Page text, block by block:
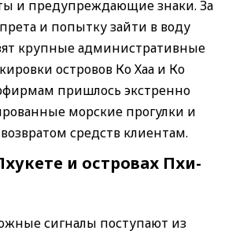
и предупреждающие знаки. За
и попытку зайти в воду
крупные административные
островов Ко Хаа и Ко
пришлось экстренно
морские прогулки и
средств клиентам.
и островах Пхи-
сигналы поступают из